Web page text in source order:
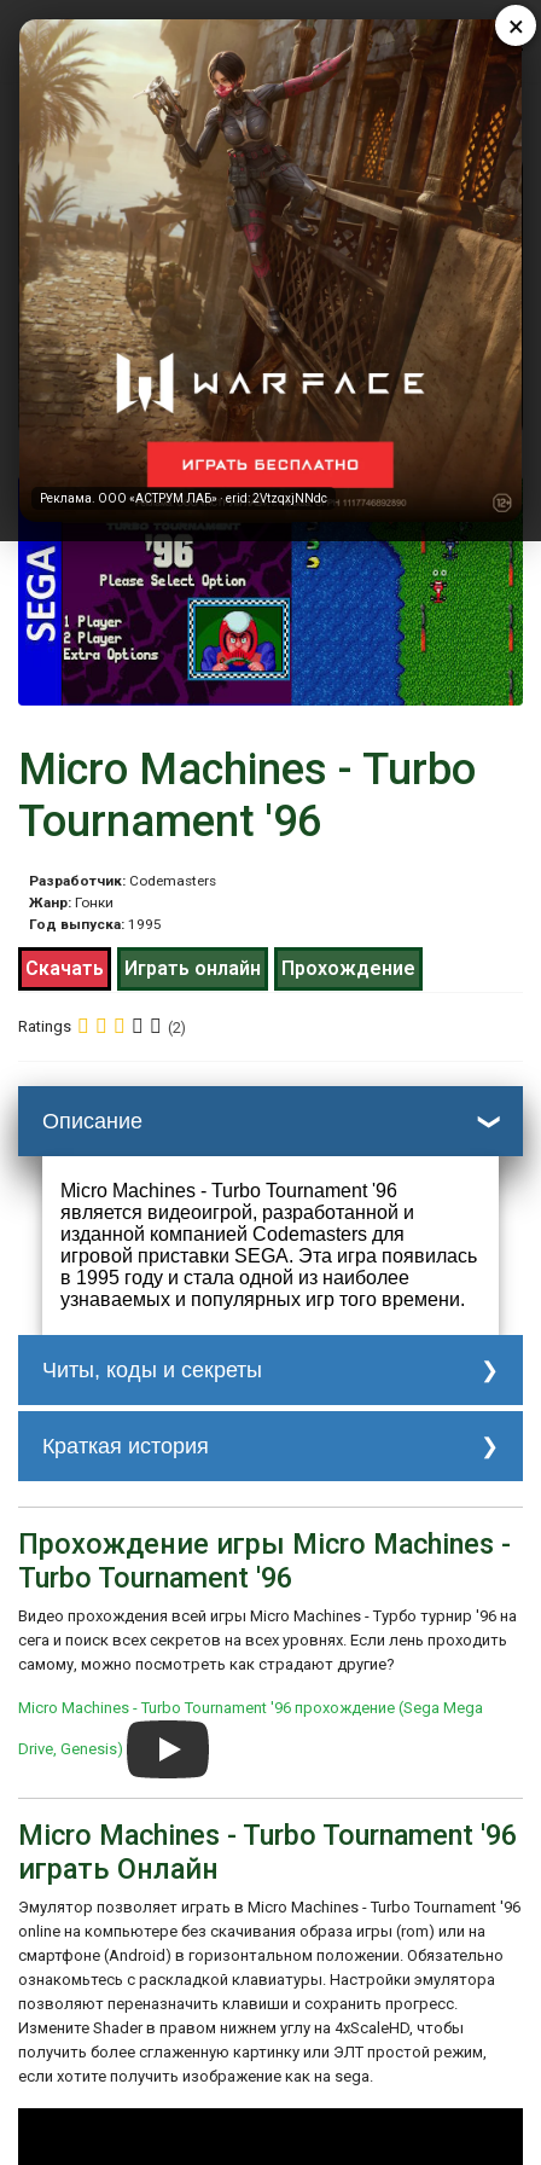
×
Реклама. ООО «АСТРУМ ЛАБ» · erid: 2VtzqxjNNdc
Реклама. ООО «АСТРУМ ЛАБ» · erid: 2VtzqxjNNdc
Micro Machines - Turbo
Tournament '96
Разработчик: Codemasters
Жанр: Гонки
Год выпуска: 1995
Скачать Играть онлайн Прохождение
Ratings (2)
Описание
Micro Machines - Turbo Tournament '96
является видеоигрой, разработанной и
изданной компанией Codemasters для
игровой приставки SEGA. Эта игра появилась
в 1995 году и стала одной из наиболее
узнаваемых и популярных игр того времени.
Читы, коды и секреты
Турбо режим:
UP, DOWN, A, B, LEFT, RIGHT и затем
нажмите и удерживайте C. (В паузе)
LEFT, RIGHT, LEFT, RIGHT, UP, DOWN. По
окончании ввода кода нажмите и
Очень сложная игра:
LEFT, DOWN, UP, DOWN, RIGHT, DOWN.
удерживайте A + DOWN (В паузе)
Пароли
Введите нижеследующие коды на экране
GUFTON NODROG HORDON ALCHIE
Краткая история
предыдущих игр серии Micro Machines.
Разработчики Codemasters решили
улучшить и дополнить концепцию
первоначальной игры, чтобы предложить
игрокам более захватывающий игровой
опыт.
Machines - Turbo Tournament '96 является
его уникальный игровой механизм,
основанный на миниатюрных игрушечных
машинах. В игре игроки могут управлять
мотоциклы, вертолеты и даже настольные
игры. Каждая машина обладает своими
особенностями и характеристиками.
В Micro Machines - Turbo Tournament '96
игрокам предлагается полноценный
однопользовательский режим, в котором
они могут пройти серию гоночных трасс и
соревноваться с компьютерными
противниками. Игра также поддерживает
многопользовательский режим, в котором
игроки могут соревноваться друг с другом
на разделенном экране или через сетевую
игру. Это позволяет игрокам
Прохождение игры Micro Machines -
Turbo Tournament '96
Видео прохождения всей игры Micro Machines - Турбо турнир '96 на
сега и поиск всех секретов на всех уровнях. Если лень проходить
самому, можно посмотреть как страдают другие?
Micro Machines - Turbo Tournament '96 прохождение (Sega Mega
Drive, Genesis)
Micro Machines - Turbo Tournament '96
играть Онлайн
Эмулятор позволяет играть в Micro Machines - Turbo Tournament '96
online на компьютере без скачивания образа игры (rom) или на
смартфоне (Android) в горизонтальном положении. Обязательно
ознакомьтесь с раскладкой клавиатуры. Настройки эмулятора
позволяют переназначить клавиши и сохранить прогресс.
Измените Shader в правом нижнем углу на 4xScaleHD, чтобы
получить более сглаженную картинку или ЭЛТ простой режим,
если хотите получить изображение как на sega.